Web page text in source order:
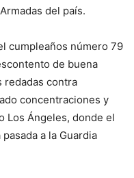
del país.
cumpleaños número 79
de buena
redadas contra
concentraciones y
Los Ángeles, donde el
a la Guardia